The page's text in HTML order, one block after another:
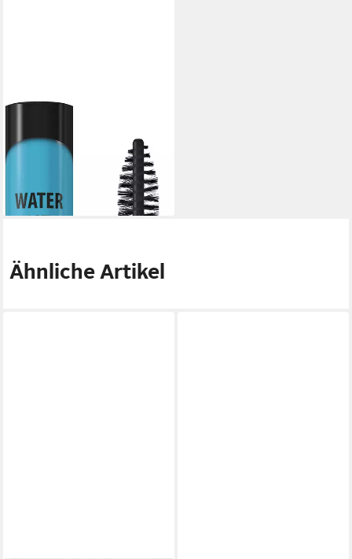
Water Resistant-
lieferbar - in 2-3 Werktagen bei dir
Ähnliche Artikel